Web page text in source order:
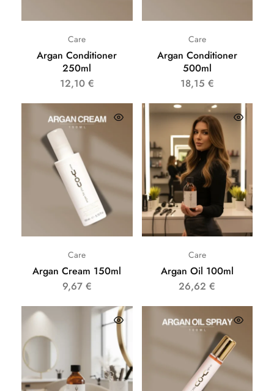
Care
Argan Conditioner
250ml
12,10 €
Care
Argan Conditioner
500ml
18,15 €
Care
Argan Cream 150ml
9,67 €
Care
Argan Oil 100ml
26,62€